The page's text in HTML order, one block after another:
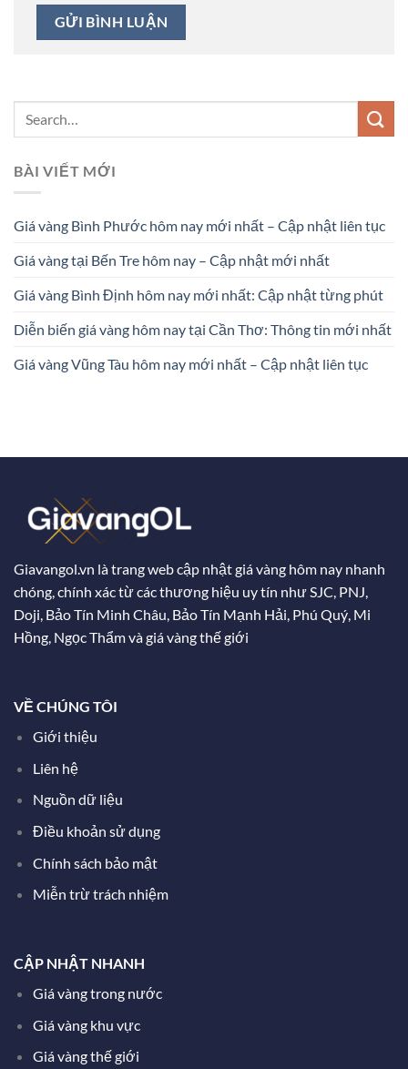
BÀI VIẾT MỚI
Giá vàng Bình Phước hôm nay mới nhất – Cập nhật liên tục
Giá vàng tại Bến Tre hôm nay – Cập nhật mới nhất
Giá vàng Bình Định hôm nay mới nhất: Cập nhật từng phút
Diễn biến giá vàng hôm nay tại Cần Thơ: Thông tin mới nhất
Giá vàng Vũng Tàu hôm nay mới nhất – Cập nhật liên tục
Giavangol.vn là trang web cập nhật giá vàng hôm nay nhanh
chóng, chính xác từ các thương hiệu uy tín như SJC, PNJ,
Doji, Bảo Tín Minh Châu, Bảo Tín Mạnh Hải, Phú Quý, Mi
Hồng, Ngọc Thẩm và giá vàng thế giới
VỀ CHÚNG TÔI
Giới thiệu
Liên hệ
Nguồn dữ liệu
Điều khoản sử dụng
Chính sách bảo mật
Miễn trừ trách nhiệm
CẬP NHẬT NHANH
Giá vàng trong nước
Giá vàng khu vực
Giá vàng thế giới